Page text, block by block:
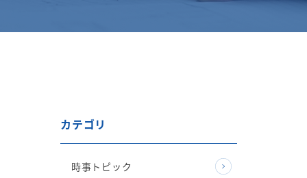
カテゴリ
時事トピック